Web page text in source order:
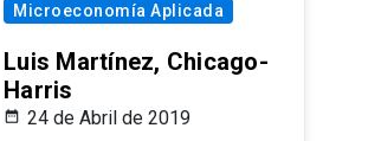
Microeconomía Aplicada
Luis Martínez, Chicago-
Harris
24 de Abril de 2019